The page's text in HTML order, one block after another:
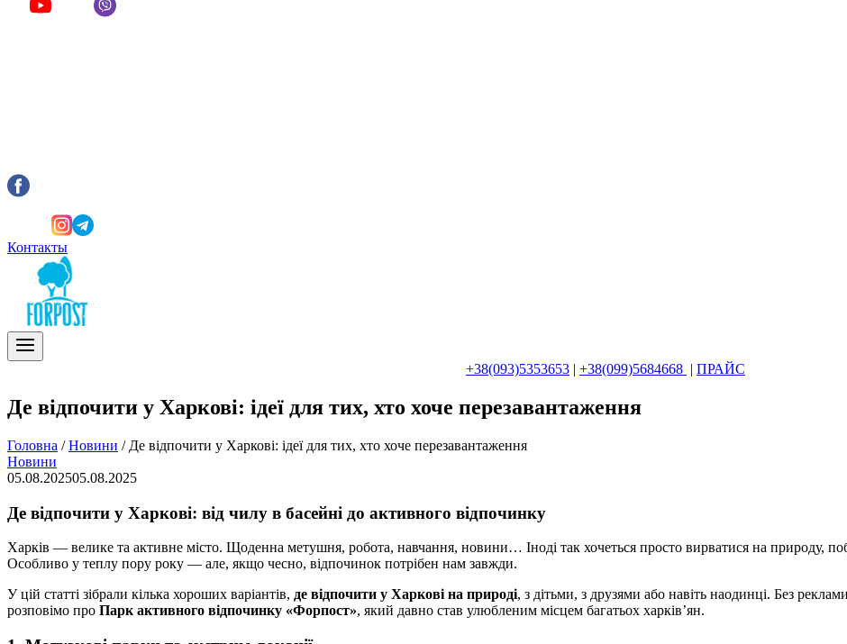
Контакты
+38(093)5353653 | +38(099)5684668 | ПРАЙС
Де відпочити у Харкові: ідеї для тих, хто хоче перезавантаження
Головна / Новини / Де відпочити у Харкові: ідеї для тих, хто хоче перезавантаження
Новини
05.08.202505.08.2025
Де відпочити у Харкові: від чилу в басейні до активного відпочинку
Харків — велике та активне місто. Щоденна метушня, робота, навчання, новини… Іноді так хочеться просто вирватися на природу,
Особливо у теплу пору року — але, якщо чесно, відпочинок потрібен нам завжди.
У цій статті зібрали кілька хороших варіантів, де відпочити у Харкові на природі, з дітьми, з друзями або навіть наодинці. Без
розповімо про Парк активного відпочинку «Форпост», який давно став улюбленим місцем багатьох харків’ян.